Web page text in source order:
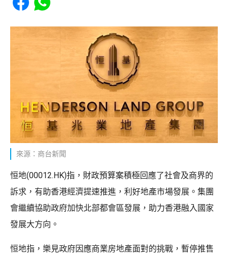
來源：商台新聞
恒地(00012.HK)指，財政預算案積極回應了社會及商界的
訴求，有助香港經濟提速推進，利好地產市場發展。集團
會繼續協助政府加快北部都會區發展，助力香港融入國家
發展大方向。
恒地指，樂見政府因應商業房地產面對的挑戰，暫停推售